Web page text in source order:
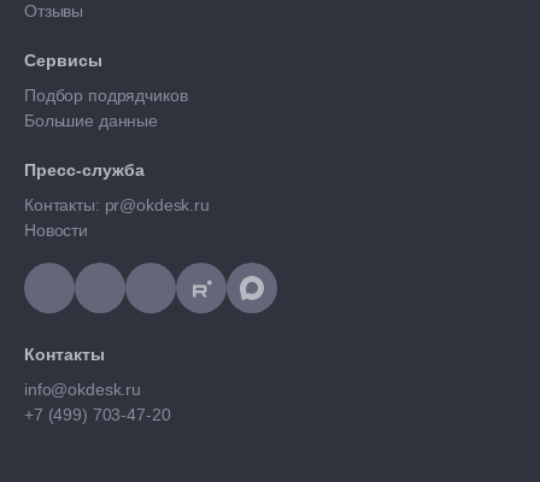
Отзывы
Сервисы
Подбор подрядчиков
Большие данные
Пресс-служба
Контакты: pr@okdesk.ru
Новости
Контакты
info@okdesk.ru
+7 (499) 703-47-20